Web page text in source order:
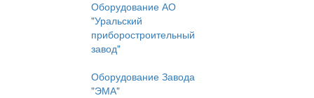
Оборудование АО
"Уральский
приборостроительный
завод"
Оборудование Завода
"ЭМА"